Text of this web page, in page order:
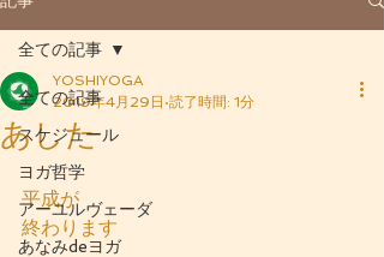
全ての記事
スケジュール
ヨガ哲学
アーユルヴェーダ
あなみdeヨガ
全ての記事
あした
YOSHIYOGA
2019年4月29日 読了時間: 1分
平成が
終わります